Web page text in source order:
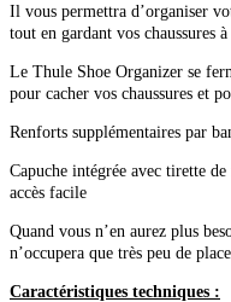
Il vous permettra d’organiser
tout en gardant vos chaussures
Le Thule Shoe Organizer se
pour cacher vos chaussures et
Renforts supplémentaires par
Capuche intégrée avec tirette
accès facile
Quand vous n’en aurez plus
n’occupera que très peu de place.
Caractéristiques techniques :